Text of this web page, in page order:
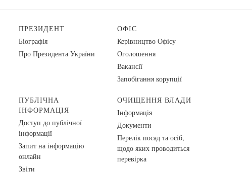
ПРЕЗИДЕНТ
Біографія
Про Президента України
ОФІС
Керівництво Офісу
Оголошення
Вакансії
Запобігання корупції
ПУБЛІЧНА
ІНФОРМАЦІЯ
Доступ до публічної
інформації
Запит на інформацію
онлайн
Звіти
ОЧИЩЕННЯ ВЛАДИ
Інформація
Документи
Перелік посад та осіб,
щодо яких проводиться
перевірка